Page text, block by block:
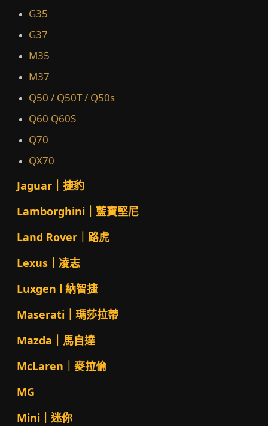
G35
G37
M35
M37
Q50 / Q50T / Q50s
Q60 Q60S
Q70
QX70
Jaguar｜捷豹
Lamborghini｜藍寶堅尼
Land Rover｜路虎
Lexus｜凌志
Luxgen l 納智捷
Maserati｜瑪莎拉蒂
Mazda｜馬自達
McLaren｜麥拉倫
MG
Mini｜迷你